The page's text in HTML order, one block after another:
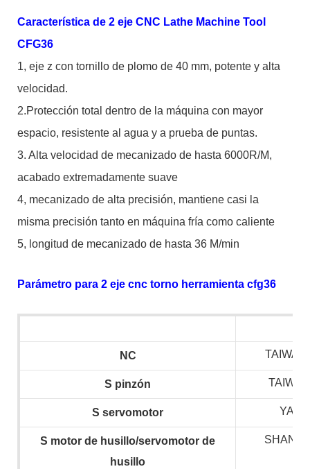
Característica de 2 eje CNC Lathe Machine Tool
CFG36
1, eje z con tornillo de plomo de 40 mm, potente y alta
velocidad.
2.Protección total dentro de la máquina con mayor
espacio, resistente al agua y a prueba de puntas.
3. Alta velocidad de mecanizado de hasta 6000R/M,
acabado extremadamente suave
4, mecanizado de alta precisión, mantiene casi la
misma precisión tanto en máquina fría como caliente
5, longitud de mecanizado de hasta 36 M/min
Parámetro para 2 eje cnc torno herramienta cfg36
NC
S pinzón
S servomotor
S motor de husillo/servomotor de
husillo